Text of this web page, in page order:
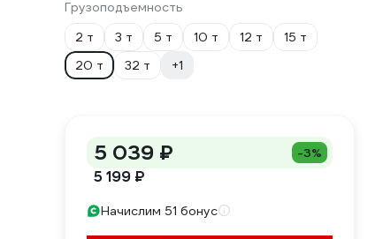
Грузоподъемность
2 т
3 т 5 т 10 т 12 т
15 т
20 т
32 т +1
5 039 ₽ -3%
5 199 ₽
Начислим 51 бонус